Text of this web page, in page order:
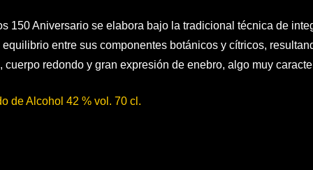
150 Aniversario se elabora bajo la tradicional técnica de
equilibrio entre sus componentes botánicos y cítricos,
cuerpo redondo y gran expresión de enebro, algo muy
de Alcohol 42 % vol. 70 cl.